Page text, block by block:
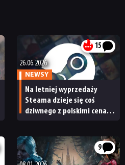
15
26.06.2026
NEWSY
Na letniej wyprzedaży
Steama dzieje się coś
dziwnego z polskimi cenami
9